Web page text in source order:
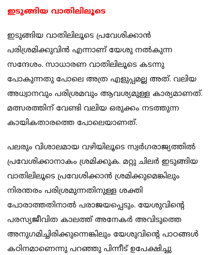
ഇടുങ്ങിയ വാതിലിലൂടെ
ഇടുങ്ങിയ വാതിലിലൂടെ പ്രവേശിക്കാന്‍
പരിശ്രമിക്കുവിന്‍ എന്നാണ് യേശു നല്‍കുന്ന
സന്ദേശം. സാധാരണ വാതിലിലൂടെ കടന്നു
പോകുന്നതു പോലെ അത്ര എളുപ്പമല്ല അത്. വലിയ
അധ്വാനവും പരിശ്രമവും ആവശ്യമുള്ള കാര്യമാണത്.
മത്സരത്തിന് വേണ്ടി വലിയ ഒരുക്കം നടത്തുന്ന
കായികതാരത്തെ പോലെയാണത്.
പലരും വിശാലമായ വഴിയിലൂടെ സ്വര്‍ഗരാജ്യത്തില്‍
പ്രവേശിക്കാനാകം ശ്രമിക്കുക. മറ്റു ചിലര്‍ ഇടുങ്ങിയ
വാതിലിലൂടെ പ്രവേശിക്കാന്‍ ശ്രമിക്കുമെങ്കിലും
നിരന്തരം പരിശ്രമുന്നതിനുള്ള ശക്തി
പോരാത്തതിനാല്‍ പരാജയപ്പെടും. യേശുവിന്റെ
പരസ്യജീവിത കാലത്ത് അനേകര്‍ അവിടുത്തെ
അനുഗമിച്ചിരിക്കുന്നെങ്കിലും യേശുവിന്റെ പാഠങ്ങള്‍
കഠിനമാണെന്നു പറഞ്ഞു പിന്നീട് ഉപേക്ഷിച്ചു